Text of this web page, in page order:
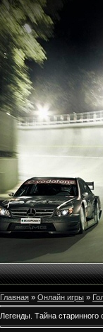
Главная » Онлайн игры »
Легенды. Тайна старинного